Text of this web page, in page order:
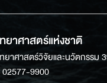
าศาสตร์แห่งชาติ
ยาศาสตร์วิจัยและนวัตกรร
9900